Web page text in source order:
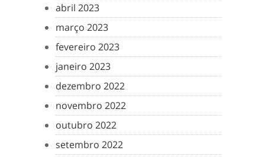
abril 2023
março 2023
fevereiro 2023
janeiro 2023
dezembro 2022
novembro 2022
outubro 2022
setembro 2022